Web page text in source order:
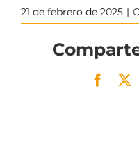
21 de febrero de 2025 |